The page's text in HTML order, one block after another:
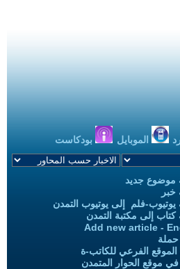
الموبايل بودكاست
موضوع جديد
خبر
يوتيوب-فلم إلى يوتيوب التمدن
كتاب إلى مكتبة التمدن
Add new article -
الموقع الفرعي للكاتب-ة
موقع الحوار المتمدن